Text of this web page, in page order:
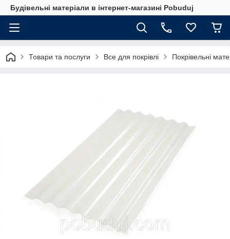
Будівельні матеріали в інтернет-магазині Pobuduj
Товари та послуги Все для покрівлі Покрівельні